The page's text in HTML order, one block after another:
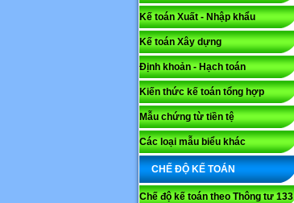
Kế toán Xuất - Nhập khẩu
Kế toán Xây dựng
Định khoản - Hạch toán
Kiến thức kế toán tổng hợp
Mẫu chứng từ tiền tệ
Các loại mẫu biểu khác
CHẾ ĐỘ KẾ TOÁN
Chế độ kế toán theo Thông tư 133